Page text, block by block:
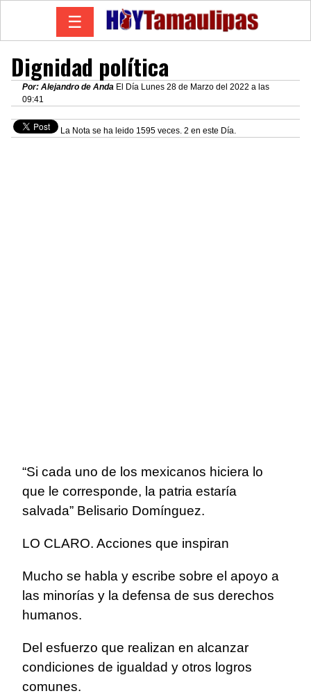
☰
Dignidad política
Por: Alejandro de Anda El Día Lunes 28 de Marzo del 2022 a las
09:41
La Nota se ha leido 1595 veces. 2 en este Día.
“Si cada uno de los mexicanos hiciera lo
que le corresponde, la patria estaría
salvada” Belisario Domínguez.
LO CLARO. Acciones que inspiran
Mucho se habla y escribe sobre el apoyo a
las minorías y la defensa de sus derechos
humanos.
Del esfuerzo que realizan en alcanzar
condiciones de igualdad y otros logros
comunes.